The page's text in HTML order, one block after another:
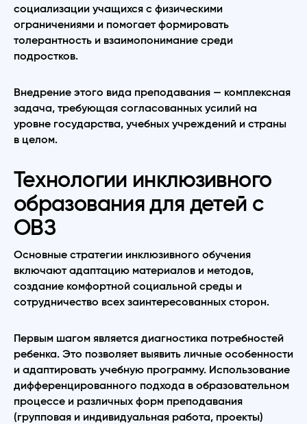
социализации учащихся с физическими
ограничениями и помогает формировать
толерантность и взаимопонимание среди
подростков.
Внедрение этого вида преподавания — комплексная
задача, требующая согласованных усилий на
уровне государства, учебных учреждений и страны
в целом.
Технологии инклюзивного
образования для детей с
ОВЗ
Основные стратегии инклюзивного обучения
включают адаптацию материалов и методов,
создание комфортной социальной среды и
сотрудничество всех заинтересованных сторон.
Первым шагом является диагностика потребностей
ребенка. Это позволяет выявить личные особенности
и адаптировать учебную программу. Использование
дифференцированного подхода в образовательном
процессе и различных форм преподавания
(групповая и индивидуальная работа, проекты)